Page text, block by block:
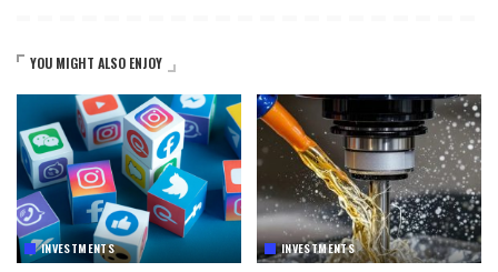
YOU MIGHT ALSO ENJOY
INVESTMENTS INVESTMENTS